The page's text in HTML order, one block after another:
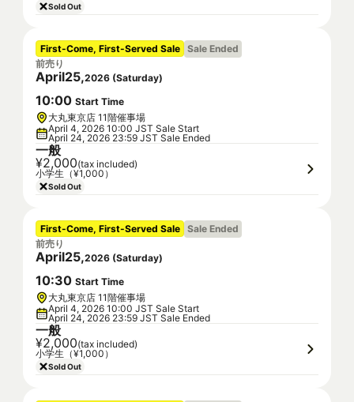
Sold Out
First-Come, First-Served Sale Sale Ended
前売り
April25,2026 (Saturday)
10:00 Start Time
大丸東京店 11階催事場
April 4, 2026 10:00 JST Sale Start
April 24, 2026 23:59 JST Sale Ended
一般
¥2,000(tax included)
小学生（¥1,000）
Sold Out
First-Come, First-Served Sale Sale Ended
前売り
April25,2026 (Saturday)
10:30 Start Time
大丸東京店 11階催事場
April 4, 2026 10:00 JST Sale Start
April 24, 2026 23:59 JST Sale Ended
一般
¥2,000(tax included)
小学生（¥1,000）
Sold Out